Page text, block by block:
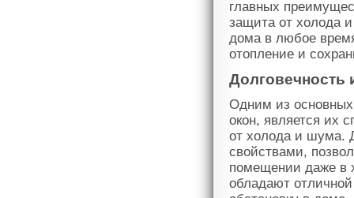
главных
защита от холода
дома в любое
отопление и
Долговечность
Одним из
окон, является их
от холода и шума.
свойствами,
помещении даже в
обладают